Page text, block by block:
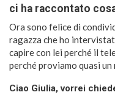
ci ha raccontato
Ora sono felice di
ragazza che ho
capire con lei perché il
perché proviamo quasi
Ciao Giulia, vorrei